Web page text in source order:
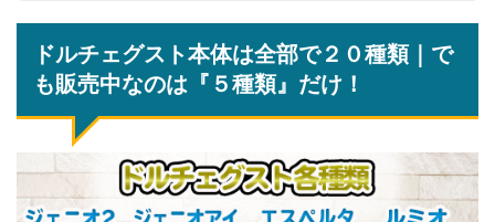
ドルチェグスト本体は全部で２０種類｜で
も販売中なのは『５種類』だけ！